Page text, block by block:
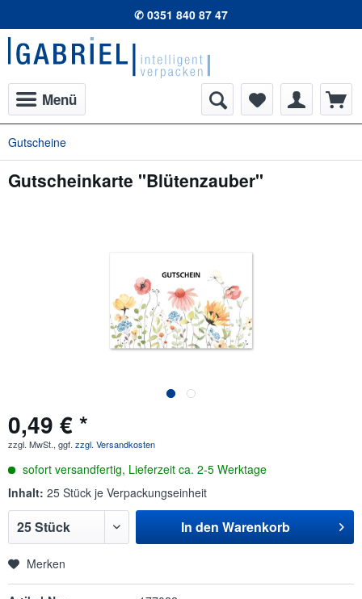
✆ 0351 840 87 47
Menü
Gutscheine
Gutscheinkarte "Blütenzauber"
0,49 € *
zzgl. MwSt., ggf. zzgl. Versandkosten
sofort versandfertig, Lieferzeit ca. 2-5 Werktage
Inhalt: 25 Stück je Verpackungseinheit
In den Warenkorb
Merken